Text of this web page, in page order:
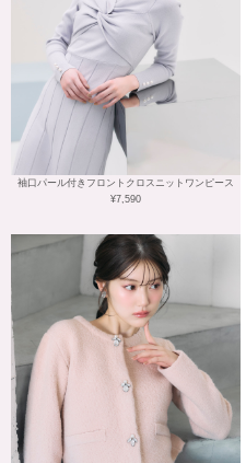
袖口パール付きフロントクロスニットワンピース
¥7,590